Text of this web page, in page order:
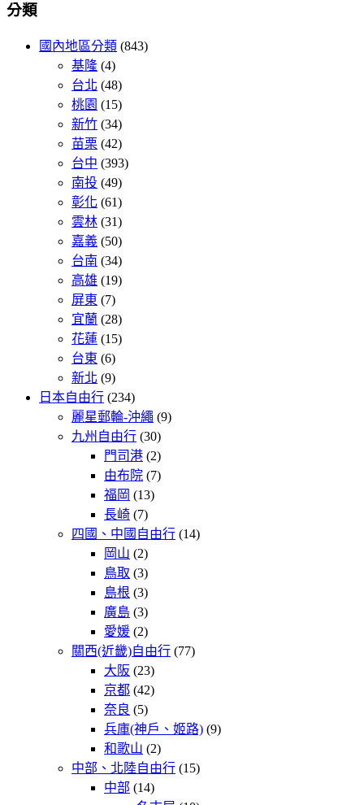
分類
國內地區分類 (843)
基隆 (4)
台北 (48)
桃園 (15)
新竹 (34)
苗栗 (42)
台中 (393)
南投 (49)
彰化 (61)
雲林 (31)
嘉義 (50)
台南 (34)
高雄 (19)
屏東 (7)
宜蘭 (28)
花蓮 (15)
台東 (6)
新北 (9)
日本自由行 (234)
麗星郵輪-沖繩 (9)
九州自由行 (30)
門司港 (2)
由布院 (7)
福岡 (13)
長崎 (7)
四國、中國自由行 (14)
岡山 (2)
鳥取 (3)
島根 (3)
廣島 (3)
愛媛 (2)
關西(近畿)自由行 (77)
大阪 (23)
京都 (42)
奈良 (5)
兵庫(神戶、姬路) (9)
和歌山 (2)
中部、北陸自由行 (15)
中部 (14)